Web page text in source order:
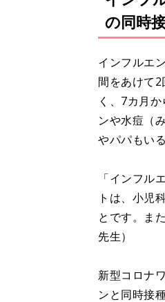
の同時
インフルエ
間をあけて
く、7カ月
ンや水痘（
やパパもい
「インフル
トは、小児
とです。ま
先生）
新型コロナ
ンと同時接